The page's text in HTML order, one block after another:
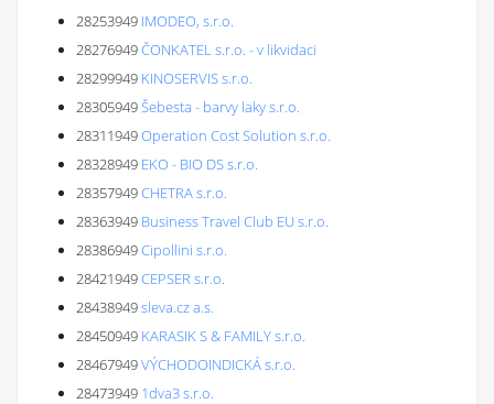
28253949 IMODEO, s.r.o.
28276949ČONKATEL s.r.o. - v likvidaci
28299949 KINOSERVIS s.r.o.
28305949Šebesta - barvy laky s.r.o.
28311949Operation Cost Solution s.r.o.
28328949 EKO - BIO DS s.r.o.
28357949CHETRA s.r.o.
28363949 Business Travel Club EU s.r.o.
28386949Cipollini s.r.o.
28421949CEPSER s.r.o.
28438949sleva.cz a.s.
28450949 KARASIK S & FAMILY s.r.o.
28467949VÝCHODOINDICKÁ s.r.o.
28473949 1dva3 s.r.o.